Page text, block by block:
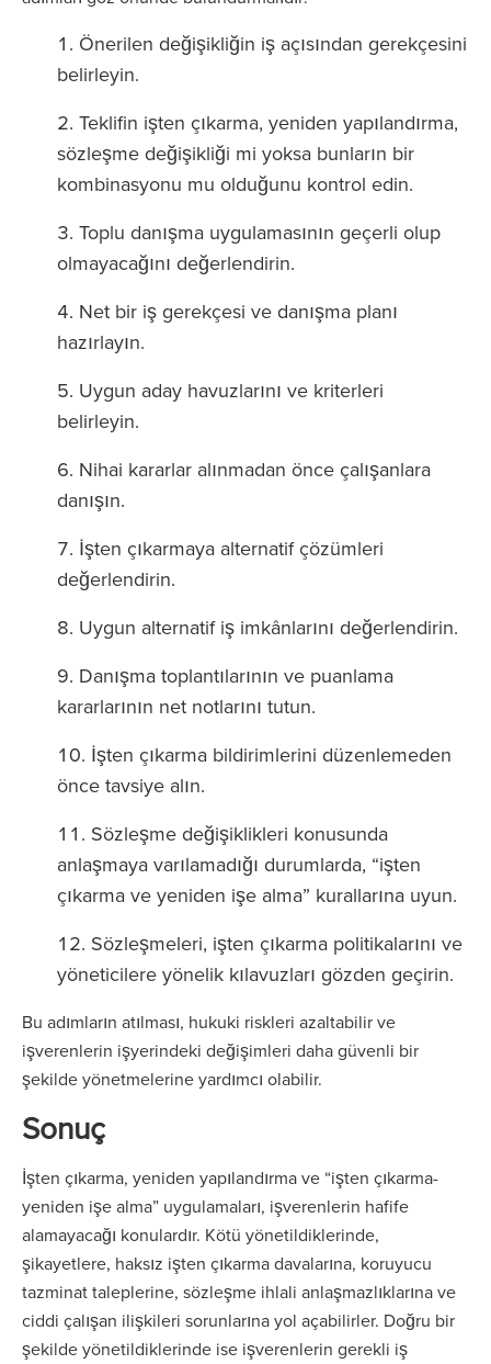
Önerilen değişikliğin iş açısından gerekçesini
belirleyin.
Teklifin işten çıkarma, yeniden yapılandırma,
sözleşme değişikliği mi yoksa bunların bir
kombinasyonu mu olduğunu kontrol edin.
Toplu danışma uygulamasının geçerli olup
olmayacağını değerlendirin.
Net bir iş gerekçesi ve danışma planı
hazırlayın.
Uygun aday havuzlarını ve kriterleri
belirleyin.
Nihai kararlar alınmadan önce çalışanlara
danışın.
İşten çıkarmaya alternatif çözümleri
değerlendirin.
Uygun alternatif iş imkânlarını değerlendirin.
Danışma toplantılarının ve puanlama
kararlarının net notlarını tutun.
İşten çıkarma bildirimlerini düzenlemeden
önce tavsiye alın.
Sözleşme değişiklikleri konusunda
anlaşmaya varılamadığı durumlarda, “işten
çıkarma ve yeniden işe alma” kurallarına uyun.
Sözleşmeleri, işten çıkarma politikalarını ve
yöneticilere yönelik kılavuzları gözden geçirin.
Bu adımların atılması, hukuki riskleri azaltabilir ve
işverenlerin işyerindeki değişimleri daha güvenli bir
şekilde yönetmelerine yardımcı olabilir.
Sonuç
İşten çıkarma, yeniden yapılandırma ve “işten çıkarma-
yeniden işe alma” uygulamaları, işverenlerin hafife
alamayacağı konulardır. Kötü yönetildiklerinde,
şikayetlere, haksız işten çıkarma davalarına, koruyucu
tazminat taleplerine, sözleşme ihlali anlaşmazlıklarına ve
ciddi çalışan ilişkileri sorunlarına yol açabilirler. Doğru bir
şekilde yönetildiklerinde ise işverenlerin gerekli iş